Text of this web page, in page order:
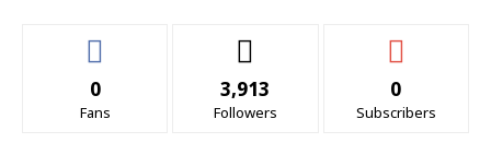
0
Fans
3,913
Followers
0
Subscribers